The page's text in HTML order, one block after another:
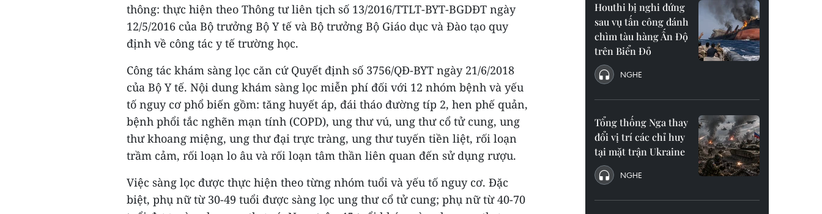
thông: thực hiện theo Thông tư liên tịch số 13/2016/TTLT-BYT-BGDĐT ngày
12/5/2016 của Bộ trưởng Bộ Y tế và Bộ trưởng Bộ Giáo dục và Đào tạo quy
định về công tác y tế trường học.
Công tác khám sàng lọc căn cứ Quyết định số 3756/QĐ-BYT ngày 21/6/2018
của Bộ Y tế. Nội dung khám sàng lọc miễn phí đối với 12 nhóm bệnh và yếu
tố nguy cơ phổ biến gồm: tăng huyết áp, đái tháo đường típ 2, hen phế quản,
bệnh phổi tắc nghẽn mạn tính (COPD), ung thư vú, ung thư cổ tử cung, ung
thư khoang miệng, ung thư đại trực tràng, ung thư tuyến tiền liệt, rối loạn
trầm cảm, rối loạn lo âu và rối loạn tâm thần liên quan đến sử dụng rượu.
Việc sàng lọc được thực hiện theo từng nhóm tuổi và yếu tố nguy cơ. Đặc
biệt, phụ nữ từ 30-49 tuổi được sàng lọc ung thư cổ tử cung; phụ nữ từ 40-70
Houthi bị nghi đứng
sau vụ tấn công đánh
chìm tàu hàng Ấn Độ
trên Biển Đỏ
NGHE
Tổng thống Nga thay
đổi vị trí các chỉ huy
tại mặt trận Ukraine
NGHE